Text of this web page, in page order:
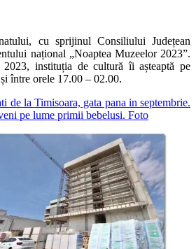
cu sprijinul Consiliului Județean
național „Noaptea Muzeelor 2023”.
instituția de cultură îi așteaptă pe
între orele 17.00 – 02.00.
de la Timisoara, gata pana in septembrie.
pe lume primii bebelusi. Foto